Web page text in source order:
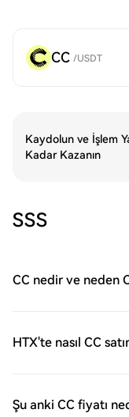
CC /USDT
Kaydolun ve İşlem
Kadar Kazanın
SSS
CC nedir ve neden
HTX'te nasıl CC
Şu anki CC fiyatı